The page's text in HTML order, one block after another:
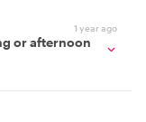
1 year ago
or afternoon